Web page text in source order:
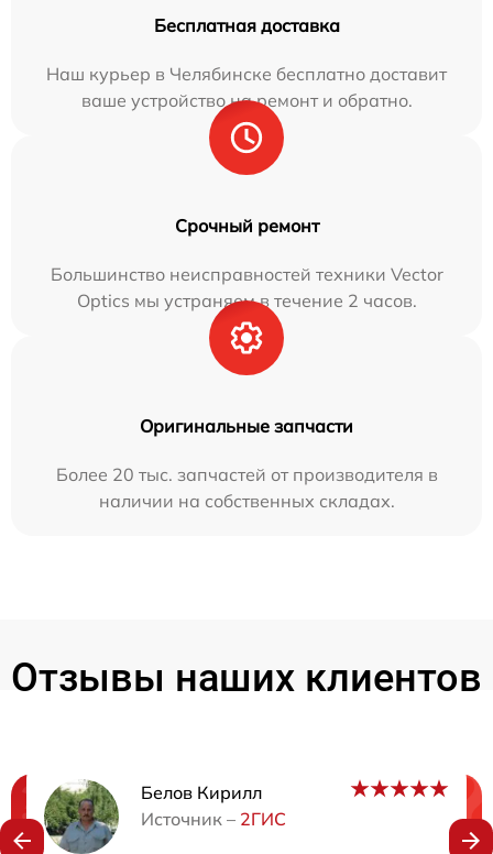
Бесплатная доставка
Наш курьер в Челябинске бесплатно доставит
ваше устройство на ремонт и обратно.
Срочный ремонт
Большинство неисправностей техники Vector
Optics мы устраняем в течение 2 часов.
Оригинальные запчасти
Более 20 тыс. запчастей от производителя в
наличии на собственных складах.
Отзывы наших клиентов
Белов Кирилл
Источник – 2ГИС
Нужна консультация?